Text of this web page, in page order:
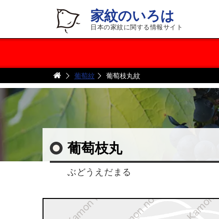
家紋のいろは
日本の家紋に関する情報サイト
葡萄紋 葡萄枝丸紋
葡萄枝丸
ぶどうえだまる